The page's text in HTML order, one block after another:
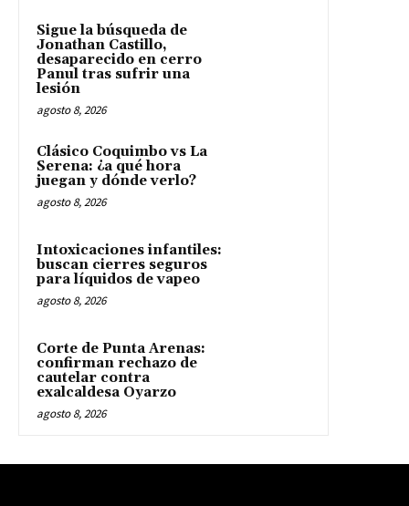
Sigue la búsqueda de
Jonathan Castillo,
desaparecido en cerro
Panul tras sufrir una
lesión
agosto 8, 2026
Clásico Coquimbo vs La
Serena: ¿a qué hora
juegan y dónde verlo?
agosto 8, 2026
Intoxicaciones infantiles:
buscan cierres seguros
para líquidos de vapeo
agosto 8, 2026
Corte de Punta Arenas:
confirman rechazo de
cautelar contra
exalcaldesa Oyarzo
agosto 8, 2026